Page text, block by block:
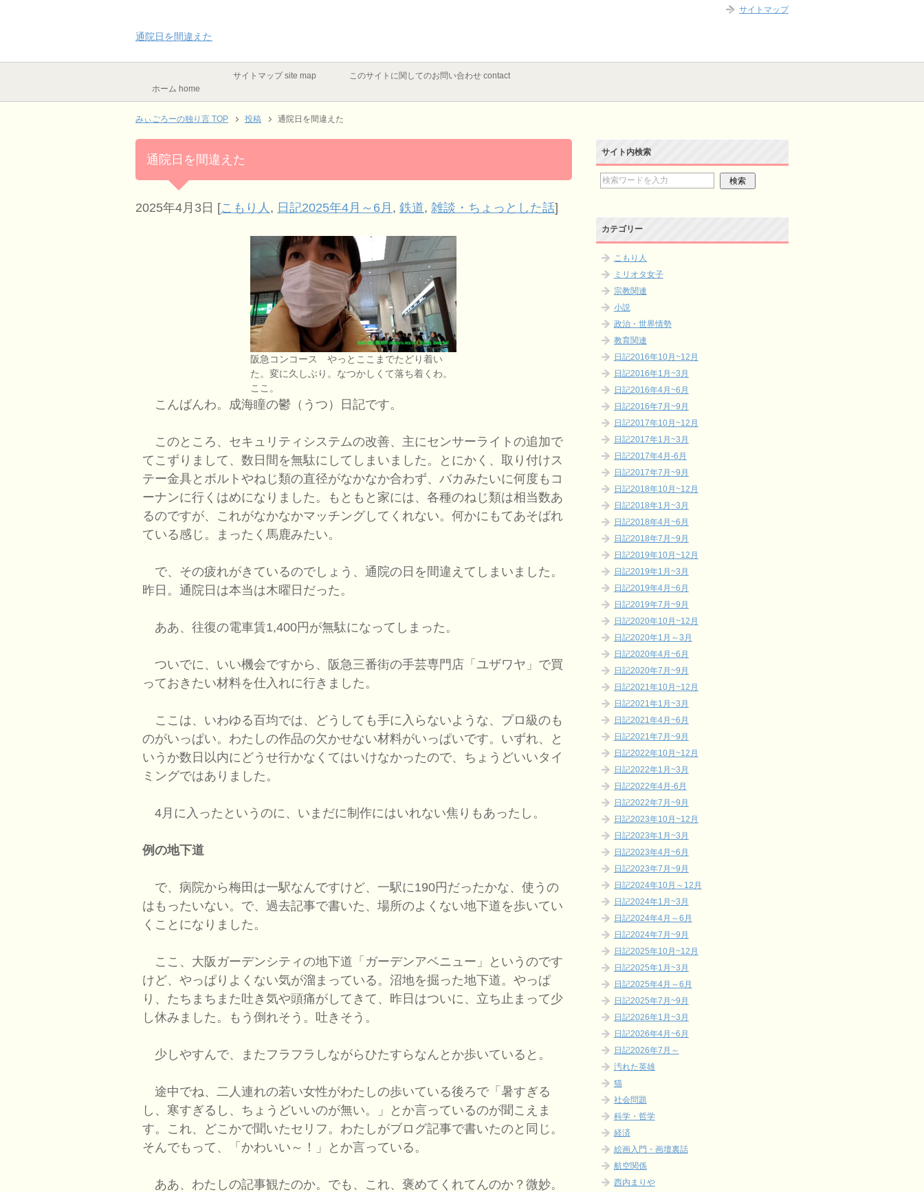
通院日を間違えた
ホーム home
サイトマップ site map このサイトに関してのお問い合わせ contact
みぃごろーの独り言 TOP 投稿 通院日を間違えた
通院日を間違えた
2025年4月3日 [こもり人 , 日記2025年4月～6月 , 鉄道, 雑談・ちょっとした話]
阪急コンコース やっとここまでたどり着い
た。変に久しぶり。なつかしくて落ち着くわ。
ここ。
こんばんわ。成海瞳の鬱（うつ）日記です。
このところ、セキュリティシステムの改善、主にセンサーライトの追加で
てこずりまして、数日間を無駄にしてしまいました。とにかく、取り付けス
テー金具とボルトやねじ類の直径がなかなか合わず、バカみたいに何度もコ
ーナンに行くはめになりました。もともと家には、各種のねじ類は相当数あ
るのですが、これがなかなかマッチングしてくれない。何かにもてあそばれ
ている感じ。まったく馬鹿みたい。
で、その疲れがきているのでしょう、通院の日を間違えてしまいました。
昨日。通院日は本当は木曜日だった。
ああ、往復の電車賃1,400円が無駄になってしまった。
ついでに、いい機会ですから、阪急三番街の手芸専門店「ユザワヤ」で買
っておきたい材料を仕入れに行きました。
ここは、いわゆる百均では、どうしても手に入らないような、プロ級のも
のがいっぱい。わたしの作品の欠かせない材料がいっぱいです。いずれ、と
いうか数日以内にどうせ行かなくてはいけなかったので、ちょうどいいタイ
ミングではありました。
4月に入ったというのに、いまだに制作にはいれない焦りもあったし。
例の地下道
で、病院から梅田は一駅なんですけど、一駅に190円だったかな、使うの
はもったいない。で、過去記事で書いた、場所のよくない地下道を歩いてい
くことになりました。
ここ、大阪ガーデンシティの地下道「ガーデンアベニュー」というのです
けど、やっぱりよくない気が溜まっている。沼地を掘った地下道。やっぱ
り、たちまちまた吐き気や頭痛がしてきて、昨日はついに、立ち止まって少
し休みました。もう倒れそう。吐きそう。
少しやすんで、またフラフラしながらひたすらなんとか歩いていると。
途中でね、二人連れの若い女性がわたしの歩いている後ろで「暑すぎる
し、寒すぎるし、ちょうどいいのが無い。」とか言っているのが聞こえま
す。これ、どこかで聞いたセリフ。わたしがブログ記事で書いたのと同じ。
そんでもって、「かわいい～！」とか言っている。
ああ、わたしの記事観たのか。でも、これ、褒めてくれてんのか？微妙。
サイト内検索
カテゴリー
こもり人
ミリオタ女子
宗教関連
小説
政治・世界情勢
教育関連
日記2016年10月~12月
日記2016年1月~3月
日記2016年4月~6月
日記2016年7月~9月
日記2017年10月~12月
日記2017年1月~3月
日記2017年4月-6月
日記2017年7月~9月
日記2018年10月~12月
日記2018年1月~3月
日記2018年4月~6月
日記2018年7月~9月
日記2019年10月~12月
日記2019年1月~3月
日記2019年4月~6月
日記2019年7月~9月
日記2020年10月~12月
日記2020年1月～3月
日記2020年4月~6月
日記2020年7月~9月
日記2021年10月~12月
日記2021年1月~3月
日記2021年4月~6月
日記2021年7月~9月
日記2022年10月~12月
日記2022年1月~3月
日記2022年4月-6月
日記2022年7月~9月
日記2023年10月~12月
日記2023年1月~3月
日記2023年4月~6月
日記2023年7月~9月
日記2024年10月～12月
日記2024年1月~3月
日記2024年4月～6月
日記2024年7月~9月
日記2025年10月~12月
日記2025年1月~3月
日記2025年4月～6月
日記2025年7月~9月
日記2026年1月~3月
日記2026年4月~6月
日記2026年7月～
汚れた英雄
猫
社会問題
科学・哲学
経済
絵画入門・画壇裏話
航空関係
西内まりや
サイトマップ